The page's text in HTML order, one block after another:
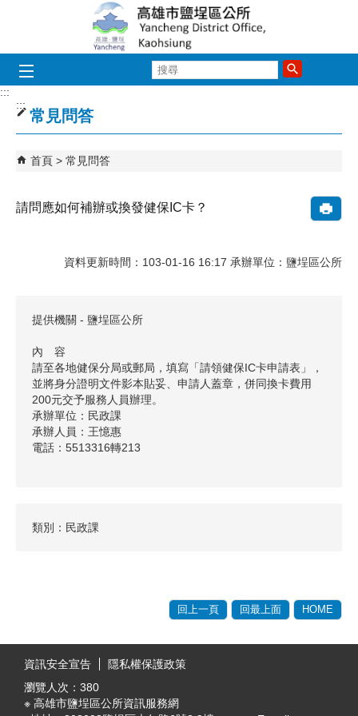
跳到主要內容區塊
尋
:::
:::
常見問答
首頁 常見問答
請問應如何補辦或換發健保IC卡？
資料更新時間：103-01-16 16:17 承辦單位：鹽埕區公所
提供機關 - 鹽埕區公所
內 容
請至各地健保分局或郵局，填寫「請領健保IC卡申請表」，
並將身分證明文件影本貼妥、申請人蓋章，併同換卡費用
200元交予服務人員辦理。
承辦單位：民政課
承辦人員：王憶惠
電話：5513316轉213
類別：民政課
回上一頁 回最上面 HOME
資訊安全宣告
隱私權保護政策
瀏覽人次： 380
※ 高雄市鹽埕區公所資訊服務網